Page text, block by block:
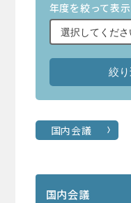
年度を絞って表示
国内会議
国内会議